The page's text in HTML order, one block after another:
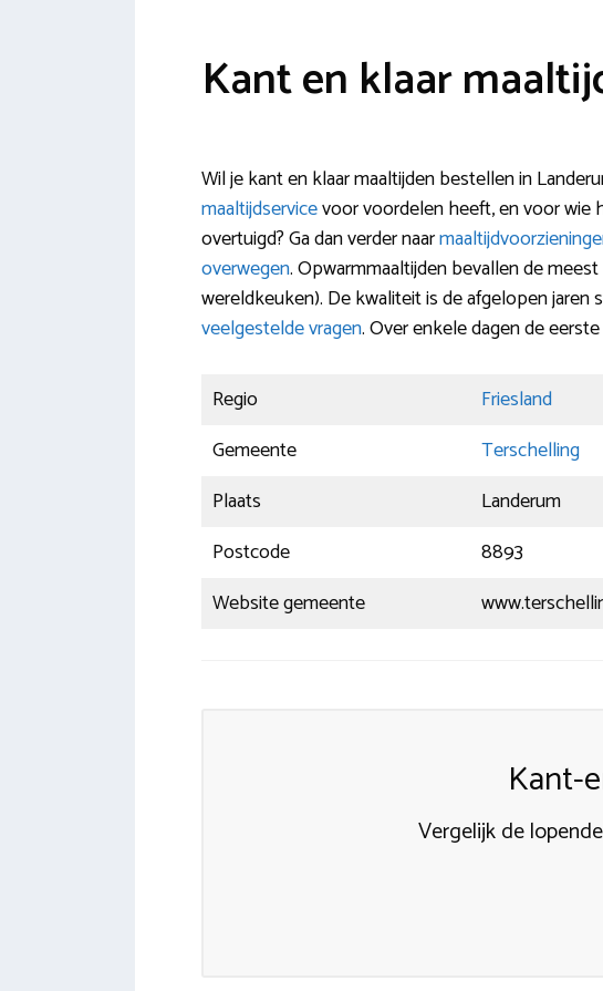
Kant en klaar
Wil je kant en klaar maaltijden bestellen in
maaltijdservicevoor voordelen heeft, en voor wie
overtuigd? Ga dan verder naar
overwegen. Opwarmmaaltijden bevallen de
wereldkeuken). De kwaliteit is de afgelopen
veelgestelde vragen. Over enkele dagen de
Regio
Friesland
Gemeente
Terschelling
Plaats
Landerum
Postcode
8893
Website gemeente
Kant-
Vergelijk de